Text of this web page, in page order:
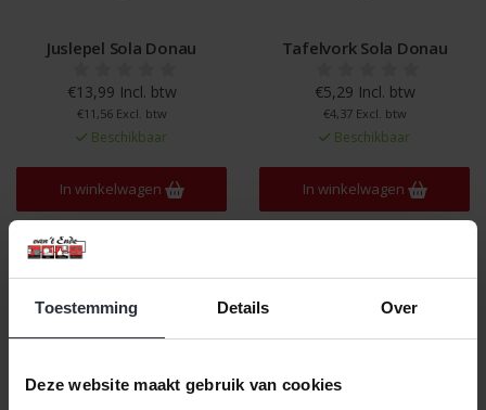
Toestemming Details Over
Deze website maakt gebruik van cookies
Juslepel Sola Donau
€13,99 Incl. btw
€11,56 Excl. btw
Beschikbaar
In winkelwagen
Tafelvork Sola Donau
€5,29 Incl. btw
€4,37 Excl. btw
Beschikbaar
In winkelwagen